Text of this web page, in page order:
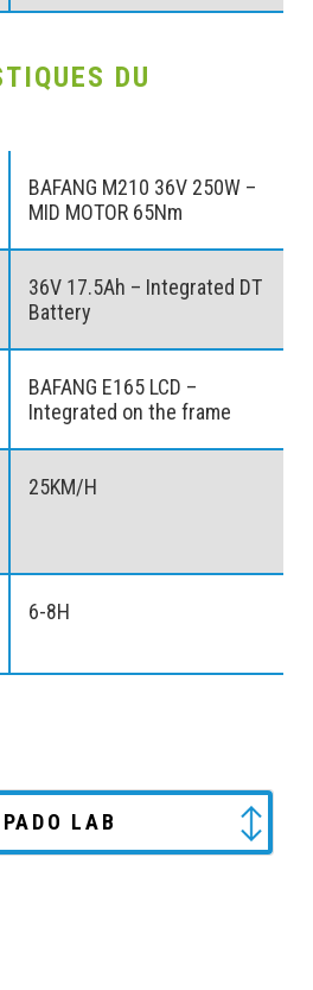
DU
BAFANG M210 36V 250W –
MID MOTOR 65Nm
36V 17.5Ah – Integrated DT
Battery
BAFANG E165 LCD –
Integrated on the frame
25KM/H
6-8H
LAB